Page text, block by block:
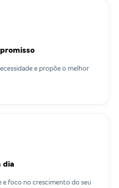
e propõe o melhor
dia
foco no crescimento do seu